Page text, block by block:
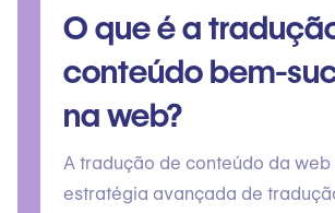
O que é a
conteúdo bem-
na web?
A tradução de conteúdo da web
estratégia avançada de